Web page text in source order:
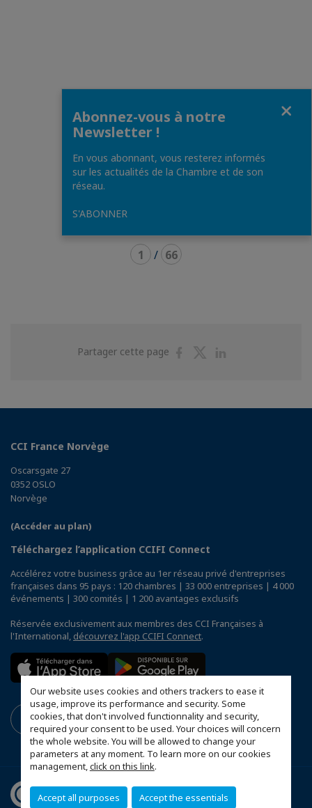
Our website uses cookies and others trackers to ease it
usage, improve its performance and security. Some
cookies, that don't involved functionnality and security,
required your consent to be used. Your choices will concern
the whole website. You will be allowed to change your
parameters at any moment. To learn more on our cookies
management,click on this link.
Accept all purposes Accept the essentials
1 / 66
Partager cette page
PartagerPartager
CCI France Norvège
Oscarsgate 27
0352 OSLO
Norvège
(Accéder au plan)
Téléchargez l’application CCIFI Connect
Accélérez votre business grâce au 1er réseau privé d'entreprises
françaises dans 95 pays : 120 chambres | 33 000 entreprises | 4 000
événements | 300 comités | 1 200 avantages exclusifs
Réservée exclusivement aux membres des CCI Françaises à
l'International, découvrez l'app CCIFI Connect.
Abonnez-vous à notre
Newsletter !
En vous abonnant, vous resterez informés
sur les actualités de la Chambre et de son
réseau.
S'ABONNER